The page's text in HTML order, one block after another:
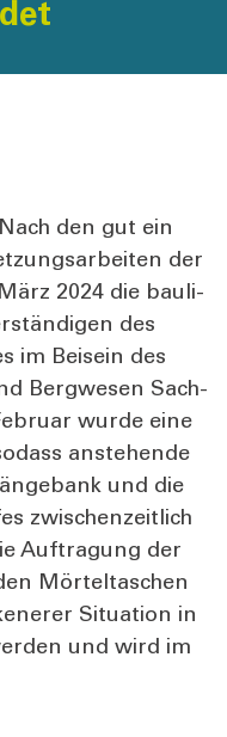
den gut ein
der
2024 die bau­li­
des
im Bei­sein des
Berg­we­sen Sach­
wur­de eine
anste­hen­de
und die
zwi­schen­zeit­lich
Auf­tra­gung der
Mör­tel­ta­schen
Situa­ti­on in
und wird im